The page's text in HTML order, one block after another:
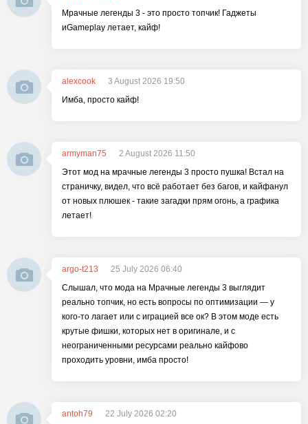
Мрачные легенды 3 - это просто топчик! Гаджеты
иGameplay летает, кайф!
alexcook
3 August 2026 19:50
Имба, просто кайф!
armyman75
2 August 2026 11:50
Этот мод на мрачные легенды 3 просто пушка! Встал на
страничку, видел, что всё работает без багов, и кайфанул
от новых плюшек - такие загадки прям огонь, а графика
летает!
argo-t213
25 July 2026 06:40
Слышал, что мода на Мрачные легенды 3 выглядит
реально топчик, но есть вопросы по оптимизации — у
кого-то лагает или с играцией все ок? В этом моде есть
крутые фишки, которых нет в оригинале, и с
неограниченными ресурсами реально кайфово
проходить уровни, имба просто!
antoh79
22 July 2026 02:20